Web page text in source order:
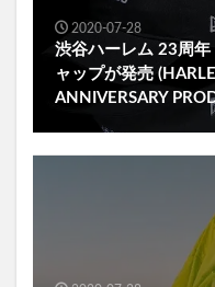
2020-07-28
渋谷ハーレム 23周
ャップが発売
ANNIVERSARY